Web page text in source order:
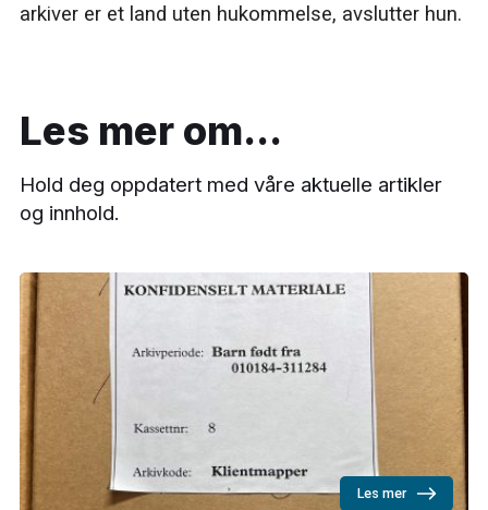
arkiver er et land uten hukommelse, avslutter hun.
Les mer om...
Hold deg oppdatert med våre aktuelle artikler
og innhold.
Les mer